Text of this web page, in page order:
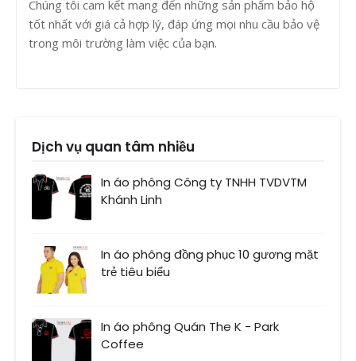
Chúng tôi cam kết mang đến những sản phẩm bảo hộ
tốt nhất với giá cả hợp lý, đáp ứng mọi nhu cầu bảo vệ
trong môi trường làm việc của bạn.
Dịch vụ quan tâm nhiều
In áo phông Công ty TNHH TVDVTM
Khánh Linh
In áo phông đồng phục 10 gương mặt
trẻ tiêu biểu
In áo phông Quán The K - Park
Coffee